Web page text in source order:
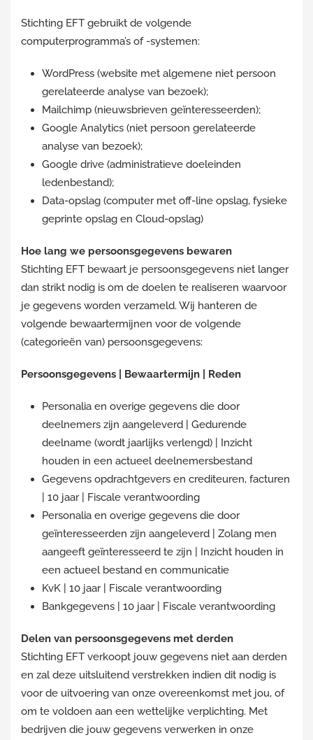
Stichting EFT gebruikt de volgende
computerprogramma’s of -systemen:
WordPress (website met algemene niet persoon
gerelateerde analyse van bezoek);
Mailchimp (nieuwsbrieven geïnteresseerden);
Google Analytics (niet persoon gerelateerde
analyse van bezoek);
Google drive (administratieve doeleinden
ledenbestand);
Data-opslag (computer met off-line opslag, fysieke
geprinte opslag en Cloud-opslag)
Hoe lang we persoonsgegevens bewaren
Stichting EFT bewaart je persoonsgegevens niet langer
dan strikt nodig is om de doelen te realiseren waarvoor
je gegevens worden verzameld. Wij hanteren de
volgende bewaartermijnen voor de volgende
(categorieën van) persoonsgegevens:
Persoonsgegevens | Bewaartermijn | Reden
Personalia en overige gegevens die door
deelnemers zijn aangeleverd | Gedurende
deelname (wordt jaarlijks verlengd) | Inzicht
houden in een actueel deelnemersbestand
Gegevens opdrachtgevers en crediteuren, facturen
| 10 jaar | Fiscale verantwoording
Personalia en overige gegevens die door
geïnteresseerden zijn aangeleverd | Zolang men
aangeeft geïnteresseerd te zijn | Inzicht houden in
een actueel bestand en communicatie
KvK | 10 jaar | Fiscale verantwoording
Bankgegevens | 10 jaar | Fiscale verantwoording
Delen van persoonsgegevens met derden
Stichting EFT verkoopt jouw gegevens niet aan derden
en zal deze uitsluitend verstrekken indien dit nodig is
voor de uitvoering van onze overeenkomst met jou, of
om te voldoen aan een wettelijke verplichting. Met
bedrijven die jouw gegevens verwerken in onze